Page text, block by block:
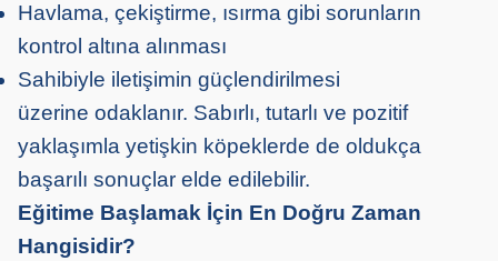
Havlama, çekiştirme, ısırma gibi sorunların
kontrol altına alınması
Sahibiyle iletişimin güçlendirilmesi
üzerine odaklanır. Sabırlı, tutarlı ve pozitif
yaklaşımla yetişkin köpeklerde de oldukça
başarılı sonuçlar elde edilebilir.
Eğitime Başlamak İçin En Doğru Zaman
Hangisidir?